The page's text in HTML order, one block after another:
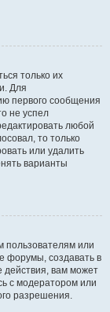
только их
Для
первого сообщения
не успел
любой
то только
или удалить
варианты
пользователям или
форумы, создавать в
действия, вам может
с модератором или
разрешения.